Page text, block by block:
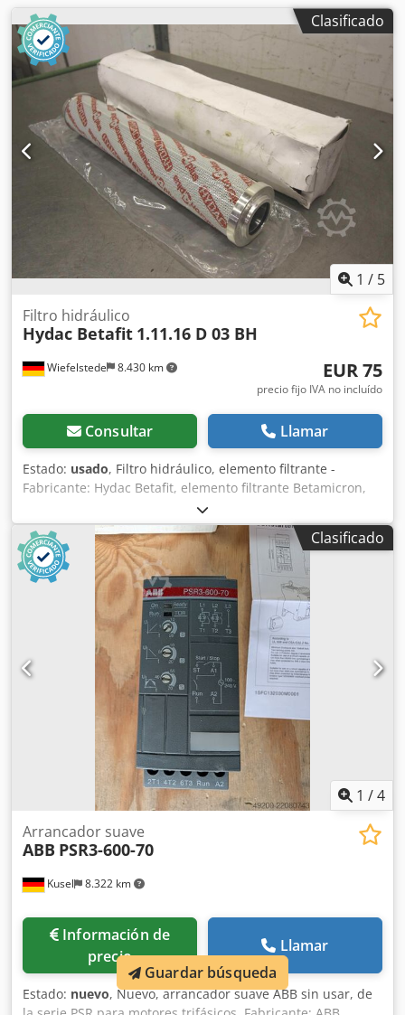
Clasificado
1 / 5
Wiefelstede 8.430 km
Filtro hidráulico
Hydac Betafit 1.11.16 D 03 BH
EUR 75
precio fijo IVA no incluído
Consultar Llamar
Estado: usado, Filtro hidráulico, elemento filtrante -
Fabricante: Hydac Betafit, elemento filtrante Betamicron,
original -Tipo: 1.11.16 D 03 BH . 1262439 Dedpjf Hk Sdefx
Anksck -Dimensiones: Ø 80 x 425 mm -Peso: 2,2 kg
Clasificado
1 /4
Kusel 8.322 km
Arrancador suave
ABB PSR3-600-70
Información de
precio
Llamar
Estado: nuevo, Nuevo, arrancador suave ABB sin usar, de
Guardar búsqueda